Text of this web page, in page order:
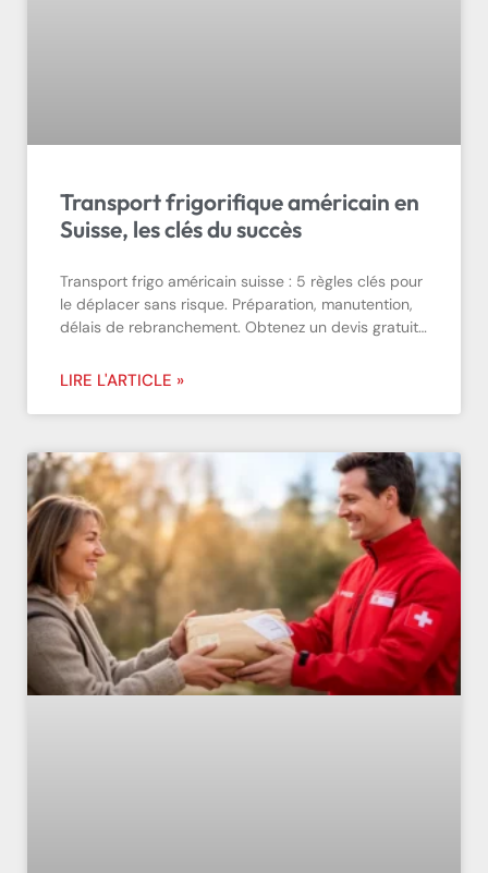
Transport frigorifique américain en
Suisse, les clés du succès
Transport frigo américain suisse : 5 règles clés pour
le déplacer sans risque. Préparation, manutention,
délais de rebranchement. Obtenez un devis gratuit…
LIRE L'ARTICLE »